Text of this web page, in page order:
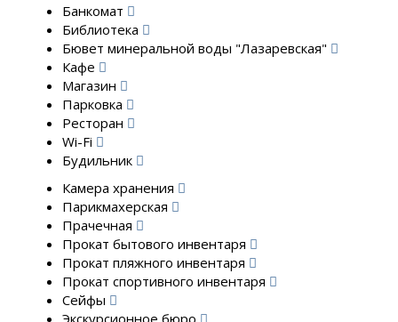
Банкомат
Библиотека
Бювет минеральной воды "Лазаревская"
Кафе
Магазин
Парковка
Ресторан
Wi-Fi
Будильник
Камера хранения
Парикмахерская
Прачечная
Прокат бытового инвентаря
Прокат пляжного инвентаря
Прокат спортивного инвентаря
Сейфы